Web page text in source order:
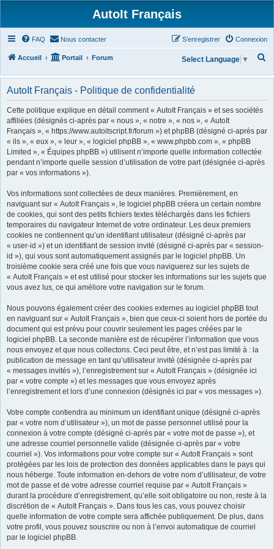
AutoIt Français
FAQ Nous contacter Connexion
S’enregistrer
Accueil Portail Forum
h
r
Select Language ▼
AutoIt Français - Politique de confidentialité
Cette politique explique en détail comment « AutoIt Français » et ses sociétés
affiliées (désignés ci-après par « nous », « notre », « nos », « AutoIt
Français », « https://www.autoitscript.fr/forum ») et phpBB (désigné ci-après par
« ils », « eux », « leur », « logiciel phpBB », « www.phpbb.com », « phpBB
Limited », « Équipes phpBB ») utilisent n’importe quelle information collectée
pendant n’importe quelle session d’utilisation de votre part (désignée ci-après
par « vos informations »).
Vos informations sont collectées de deux manières. Premièrement, en
naviguant sur « AutoIt Français », le logiciel phpBB créera un certain nombre
de cookies, qui sont des petits fichiers textes téléchargés dans les fichiers
temporaires du navigateur Internet de votre ordinateur. Les deux premiers
cookies ne contiennent qu’un identifiant utilisateur (désigné ci-après par
« user-id ») et un identifiant de session invité (désigné ci-après par « session-
id »), qui vous sont automatiquement assignés par le logiciel phpBB. Un
troisième cookie sera créé une fois que vous naviguerez sur les sujets de
« AutoIt Français » et est utilisé pour stocker les informations sur les sujets que
vous avez lus, ce qui améliore votre navigation sur le forum.
Nous pouvons également créer des cookies externes au logiciel phpBB tout
en naviguant sur « AutoIt Français », bien que ceux-ci soient hors de portée du
document qui est prévu pour couvrir seulement les pages créées par le
logiciel phpBB. La seconde manière est de récupérer l’information que vous
nous envoyez et que nous collectons. Ceci peut être, et n’est pas limité à : la
publication de message en tant qu’utilisateur invité (désignée ci-après par
« messages invités »), l’enregistrement sur « AutoIt Français » (désignée ici
par « votre compte ») et les messages que vous envoyez après
l’enregistrement et lors d’une connexion (désignés ici par « vos messages »).
Votre compte contiendra au minimum un identifiant unique (désigné ci-après
par « votre nom d’utilisateur »), un mot de passe personnel utilisé pour la
connexion à votre compte (désigné ci-après par « votre mot de passe »), et
une adresse courriel personnelle valide (désignée ci-après par « votre
courriel »). Vos informations pour votre compte sur « AutoIt Français » sont
protégées par les lois de protection des données applicables dans le pays qui
nous héberge. Toute information en-dehors de votre nom d’utilisateur, de votre
mot de passe et de votre adresse courriel requise par « AutoIt Français »
durant la procédure d’enregistrement, qu’elle soit obligatoire ou non, reste à la
discrétion de « AutoIt Français ». Dans tous les cas, vous pouvez choisir
quelle information de votre compte sera affichée publiquement. De plus, dans
votre profil, vous pouvez souscrire ou non à l’envoi automatique de courriel
par le logiciel phpBB.